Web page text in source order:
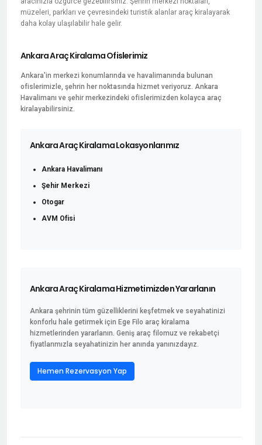
müzeleri, parkları ve çevresindeki turistik alanlar araç kiralayarak
daha kolay ulaşılabilir hale gelir.
Ankara Araç Kiralama Ofislerimiz
Ankara'in merkezi konumlarında ve havalimanında bulunan
ofislerimizle, şehrin her noktasında hizmet veriyoruz. Ankara
Havalimanı ve şehir merkezindeki ofislerimizden kolayca araç
kiralayabilirsiniz.
Ankara Araç Kiralama Lokasyonlarımız
Ankara Havalimanı
Şehir Merkezi
Otogar
AVM Ofisi
Ankara Araç Kiralama Hizmetimizden Yararlanın
Ankara şehrinin tüm güzelliklerini keşfetmek ve seyahatinizi
konforlu hale getirmek için Ege Filo araç kiralama
hizmetlerinden yararlanın. Geniş araç filomuz ve rekabetçi
fiyatlarımızla seyahatinizin her anında yanınızdayız.
Hemen Rezervasyon Yap